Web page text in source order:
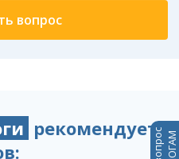
рекомендует